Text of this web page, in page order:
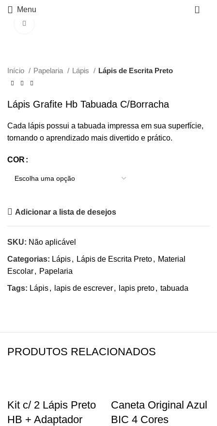
Menu 0
Início Papelaria Lápis Lápis de Escrita Preto
Lápis Grafite Hb Tabuada C/Borracha
Cada lápis possui a tabuada impressa em sua superfície,
tornando o aprendizado mais divertido e prático.
COR
Adicionar a lista de desejos
SKU: Não aplicável
Categorias: Lápis, Lápis de Escrita Preto, Material
Escolar, Papelaria
Tags: Lápis, lapis de escrever, lapis preto, tabuada
PRODUTOS RELACIONADOS
Kit c/ 2 Lápis Preto
HB + Adaptador
Caneta Original Azul
BIC 4 Cores